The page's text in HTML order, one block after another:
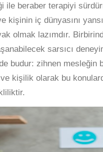
ile beraber terapiyi
iç dünyasını
olmak lazımdır.
sarsıcı
budur: zihnen mesleğin
kişilik olarak bu